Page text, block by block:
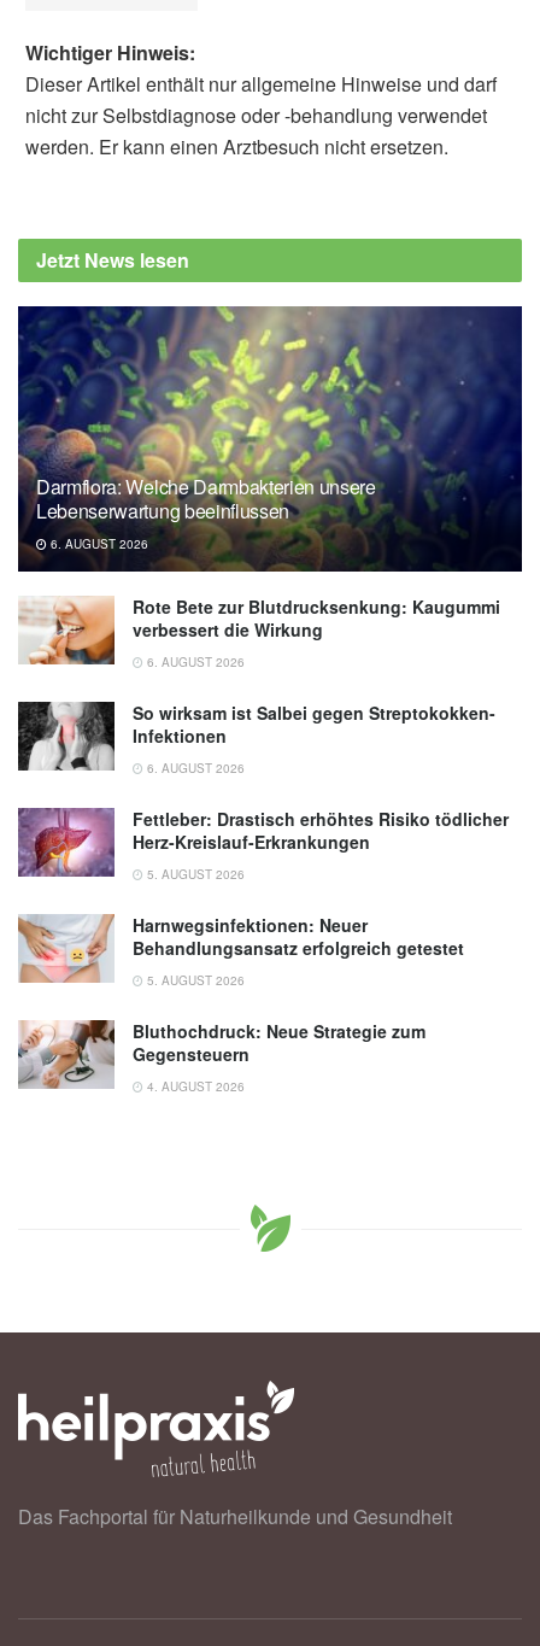
Lebensmittelsicherheit: Rückruf Elcurina
Intensiv Handcreme (veröffentlicht:
Wichtiger Hinweis:
Dieser Artikel enthält nur allgemeine Hinweise und darf
nicht zur Selbstdiagnose oder -behandlung verwendet
werden. Er kann einen Arztbesuch nicht ersetzen.
Jetzt News lesen
Darmflora: Welche Darmbakterien unsere
Lebenserwartung beeinflussen
6. AUGUST 2026
Rote Bete zur Blutdrucksenkung: Kaugummi
verbessert die Wirkung
6. AUGUST 2026
So wirksam ist Salbei gegen Streptokokken-
Infektionen
6. AUGUST 2026
Fettleber: Drastisch erhöhtes Risiko tödlicher
Herz-Kreislauf-Erkrankungen
5. AUGUST 2026
Harnwegsinfektionen: Neuer
Behandlungsansatz erfolgreich getestet
5. AUGUST 2026
Bluthochdruck: Neue Strategie zum
Gegensteuern
4. AUGUST 2026
Das Fachportal für Naturheilkunde und Gesundheit